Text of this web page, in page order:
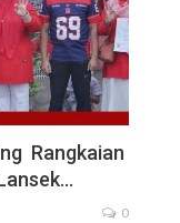
Rangkaian
0